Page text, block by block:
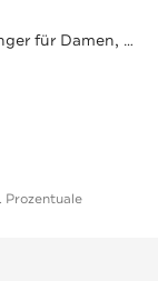
Motivanhänger für Damen, 925 Sterling Silber, Muschelkernperle | Bär
Prozentuale